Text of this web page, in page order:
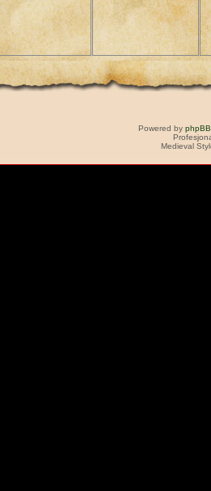
Powered by phpBB
Medieval